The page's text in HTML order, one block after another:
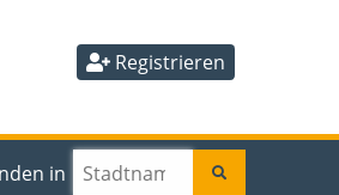
Registrieren
in